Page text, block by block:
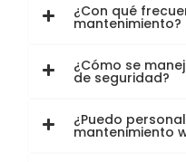
¿Con qué
mantenimiento?
¿Cómo se
de seguridad?
¿Puedo
mantenimiento